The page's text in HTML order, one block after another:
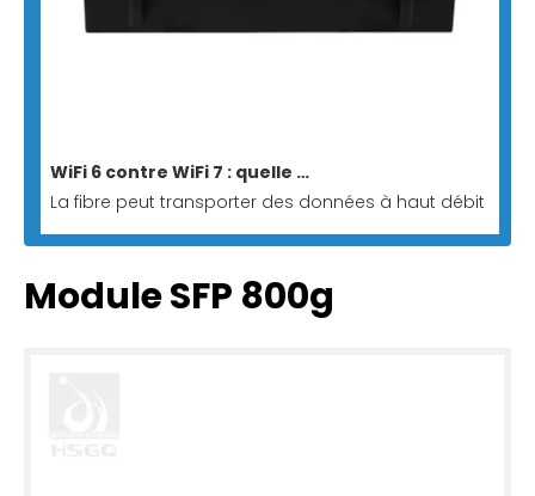
WiFi 6 contre WiFi 7 : quelle ONU/ONT convient aux réseaux entièrement optiques ?
La fibre peut transporter des données à haut débit
Module SFP 800g